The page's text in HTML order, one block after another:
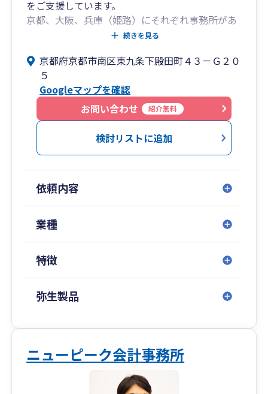
をご支援しています。
京都、大阪、兵庫（姫路）にそれぞれ事務所があ
り、近畿全域から中国四国地方を含む西日本を中
す。また、クラウドやデジタルツールの活用によ
り西日本だけでなく全国のお問い合わせに対応可
能であり、ご要望に応じて、軽いフットワークで
全国どこでもご訪問致します。
会計・税務に精通したプロフェッショナルが、お
客さまのあらゆるお悩み、お困りごと、不明点を
迅速かつ丁寧に解決致します。 ぜひ、我々にお任
続きを見る
京都府京都市南区東九条下殿田町４３－Ｇ２０
５
Googleマップを確認
お問い合わせ
紹介無料
検討リストに追加
依頼内容
業種
特徴
弥生製品
ニューピーク会計事務所